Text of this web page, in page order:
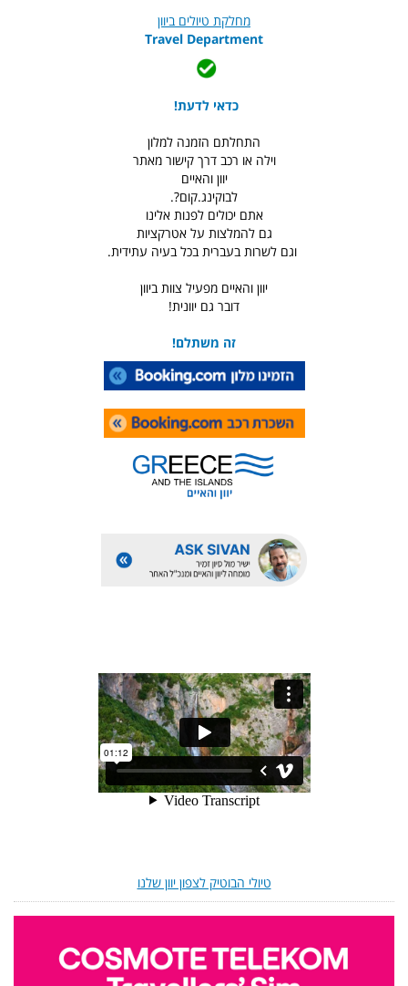
מחלקת טיולים ביוון
Travel Department
כדאי לדעת!
התחלתם הזמנה למלון
וילה או רכב דרך קישור מאתר
יוון והאיים
לבוקינג.קום?.
אתם יכולים לפנות אלינו
גם להמלצות על אטרקציות
וגם לשרות בעברית בכל בעיה עתידית.
יוון והאיים מפעיל צוות ביוון
דובר גם יוונית!
זה משתלם!
טיולי הבוטיק לצפון יוון שלנו